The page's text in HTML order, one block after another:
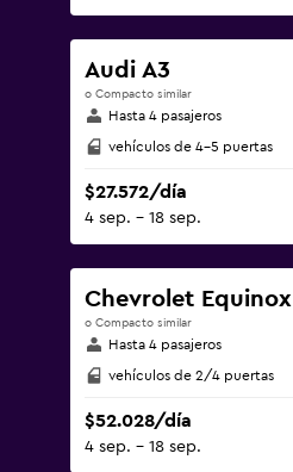
Audi A3
o Compacto similar
Hasta 4 pasajeros
vehículos de 4-5 puertas
$27.572/día
4 sep. - 18 sep.
Chevrolet Equinox
o Compacto similar
Hasta 4 pasajeros
vehículos de 2/4 puertas
$52.028/día
4 sep. - 18 sep.